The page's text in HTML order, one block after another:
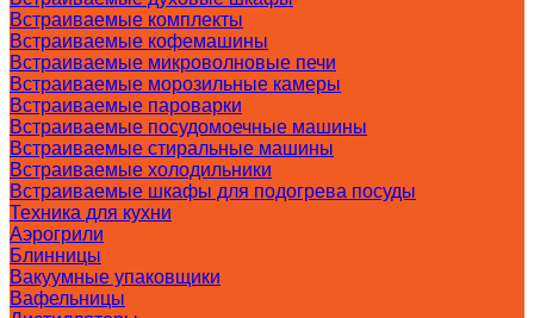
Встраиваемые комплекты
Встраиваемые кофемашины
Встраиваемые микроволновые печи
Встраиваемые морозильные камеры
Встраиваемые пароварки
Встраиваемые посудомоечные машины
Встраиваемые стиральные машины
Встраиваемые холодильники
Встраиваемые шкафы для подогрева посуды
Техника для кухни
Аэрогрили
Блинницы
Вакуумные упаковщики
Вафельницы